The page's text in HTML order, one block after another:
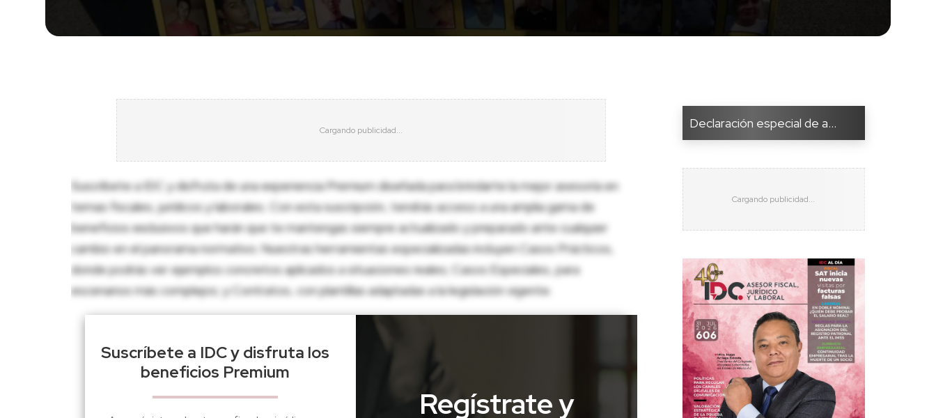
Suscríbete a IDC y disfruta de una experiencia Premium diseñada para brindarte la mejor asesoría en
temas fiscales, jurídicos y laborales. Con esta suscripción, tendrás acceso a una amplia gama de
beneficios exclusivos que harán que te mantengas siempre actualizado y preparado ante cualquier
cambio en el panorama normativo. Nuestras herramientas especializadas incluyen Casos Prácticos,
donde podrás ver ejemplos concretos aplicados a situaciones reales; Casos Especiales, para
escenarios más complejos; y Contratos, con plantillas adaptadas a la legislación vigente.
Suscríbete a IDC y disfruta los
beneficios Premium
Regístrate y
Declaración especial de a...